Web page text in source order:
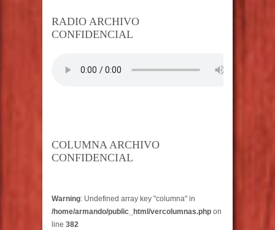
RADIO ARCHIVO
CONFIDENCIAL
COLUMNA ARCHIVO
CONFIDENCIAL
Warning: Undefined array key "columna" in
/home/armando/public_html/vercolumnas.php on
line 382